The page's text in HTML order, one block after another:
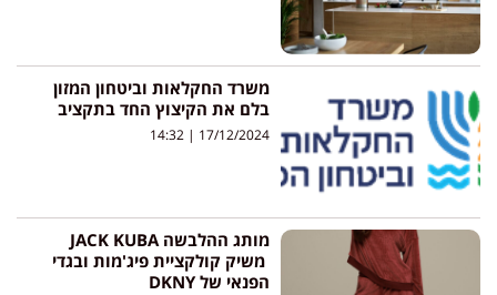
משרד החקלאות וביטחון המזון
בלם את הקיצוץ החד בתקציב
17/12/2024
מותג ההלבשה JACK KUBA
משיק קולקציית פיג'מות ובגדי
הפנאי של DKNY